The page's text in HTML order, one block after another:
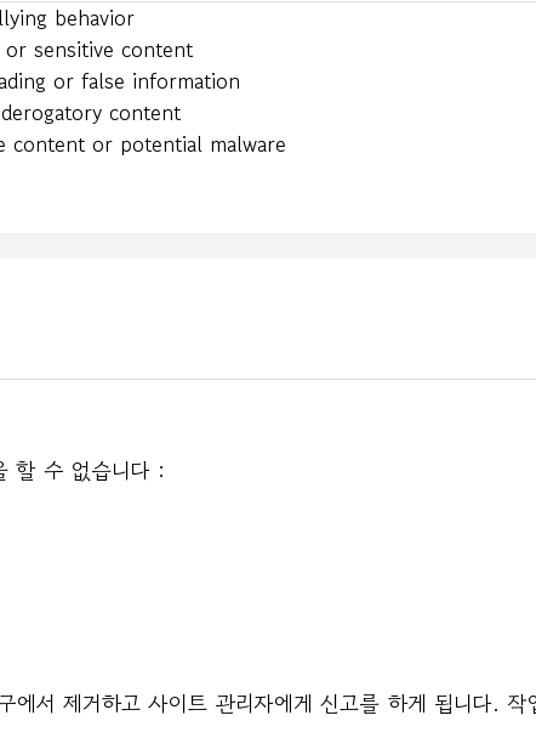
behavior
sensitive content
or false information
content
content or potential malware
할 수 없습니다 :
에서 제거하고 사이트 관리자에게 신고를 하게 됩니다. 작